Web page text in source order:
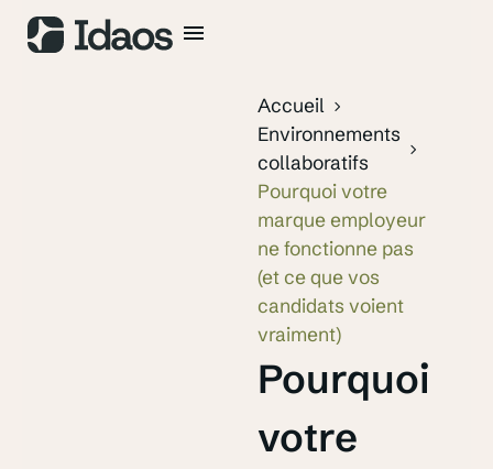
Accueil
Environnements
collaboratifs
Pourquoi votre
marque employeur
ne fonctionne pas
(et ce que vos
candidats voient
vraiment)
Pourquoi
votre